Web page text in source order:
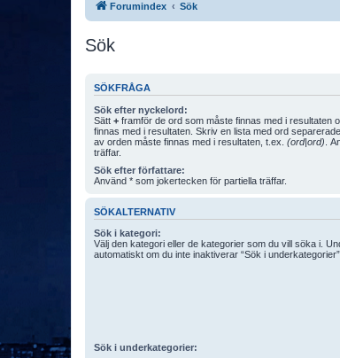
Forumindex Sök
Sök
SÖKFRÅGA
Sök efter nyckelord:
Sätt + framför de ord som måste finnas med i resultaten
finnas med i resultaten. Skriv en lista med ord
av orden måste finnas med i resultaten, t.ex. (ord|ord) .
träffar.
Sök efter författare:
Använd * som jokertecken för partiella träffar.
SÖKALTERNATIV
Sök i kategori:
Välj den kategori eller de kategorier som du vill söka i.
automatiskt om du inte inaktiverar “Sök i underkategorier”
Sök i underkategorier: